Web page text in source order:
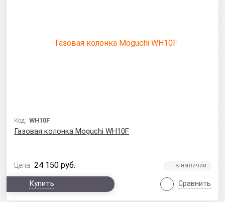
Код:WH10F
Газовая колонка Moguchi WH10F
Цена: 24 150 руб.
Купить Сравнить